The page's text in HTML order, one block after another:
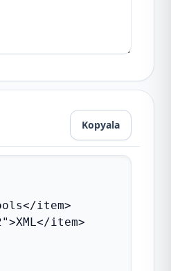
Kopyala